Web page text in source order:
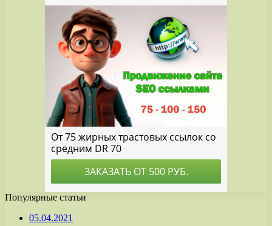
Популярные статьи
05.04.2021